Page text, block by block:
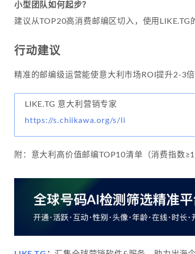
小型团队如何起步？
建议从TOP20高消费邮编区切入，使用LIKE.TG
行动建议
精准的邮编级运营能使意大利市场ROI提升2-3
LIKE.TG 意大利营销专家
https://s.chiikawa.org/s/li
附：意大利高价值邮编TOP10清单（消费指数